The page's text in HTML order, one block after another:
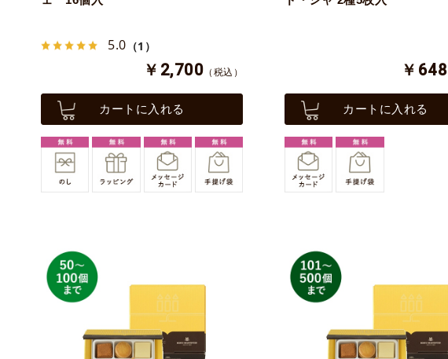
5.0 （1）
￥2,700 （税込）
カートに入れる
￥648
カートに入れる